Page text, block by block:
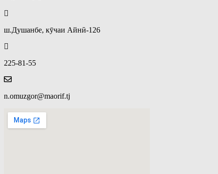
ш.Душанбе, кӯчаи Айнӣ-126
225-81-55
n.omuzgor@maorif.tj